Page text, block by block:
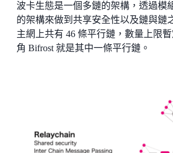
波卡生態是一個多鏈的架構，透過模
的架構來做到共享安全性以及鏈與鏈
主網上共有 46 條平行鏈，數量上限
角 Bifrost 就是其中一條平行鏈。